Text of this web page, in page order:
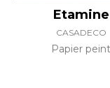
Etamine
CASADECO
Papier peint